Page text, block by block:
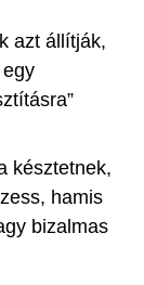
azt állítják,
késztetnek,
hamis
bizalmas